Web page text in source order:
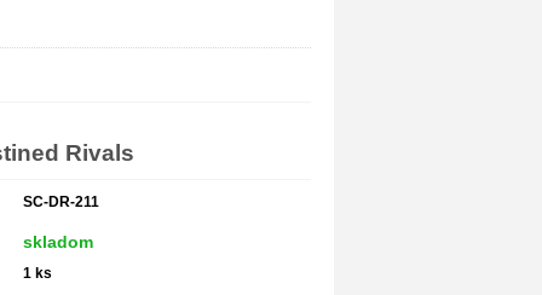
Rivals
SC-DR-211
skladom
1 ks